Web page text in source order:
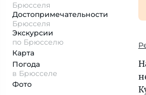
Брюсселя
Достопримеча­тельности
Брюсселя
Экскурсии
по Брюсселю
Карта
Погода
в Брюсселе
Фото